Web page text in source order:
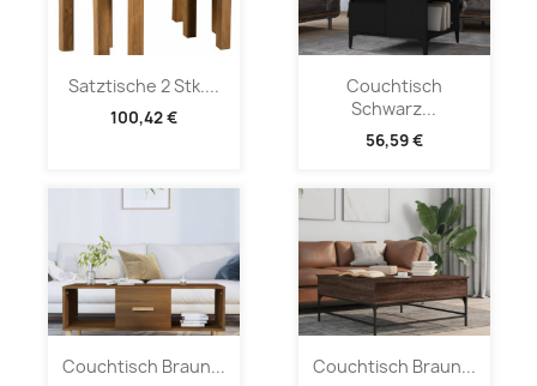
Satztische 2 Stk....
100,42 €
Couchtisch
Schwarz...
56,59 €
Couchtisch Braun... Couchtisch Braun...